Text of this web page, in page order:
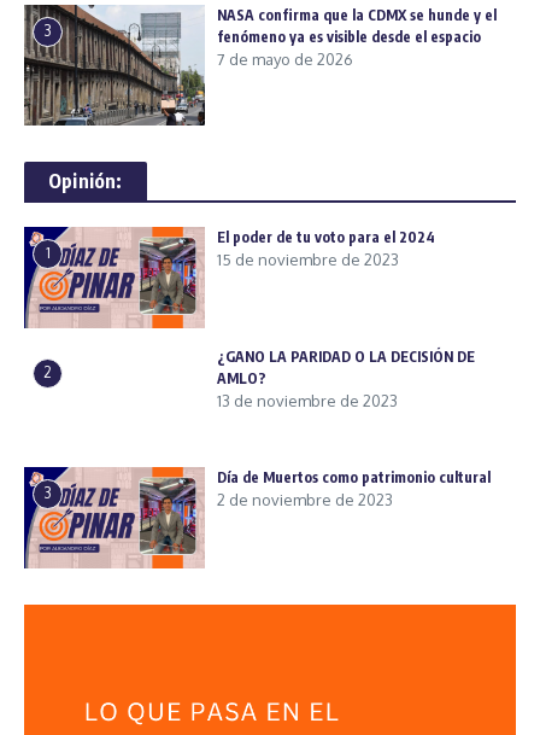
3
NASA confirma que la CDMX se hunde y el
fenómeno ya es visible desde el espacio
7 de mayo de 2026
Opinión:
1
El poder de tu voto para el 2024
15 de noviembre de 2023
2
¿GANO LA PARIDAD O LA DECISIÓN DE
AMLO?
13 de noviembre de 2023
3
Día de Muertos como patrimonio cultural
2 de noviembre de 2023